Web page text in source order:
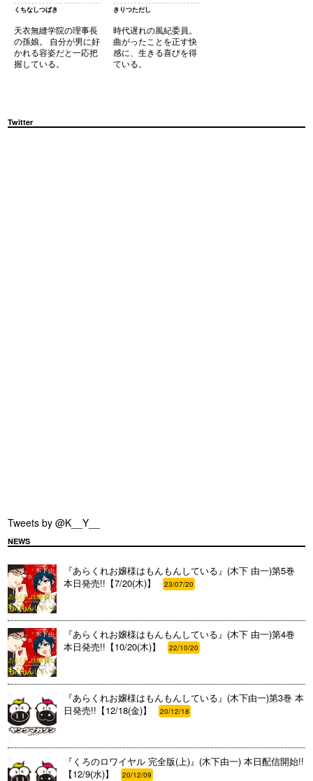
くちなしつばき
天衣無縫学院の理事長
の孫娘。 自分が男に好
かれる容姿だと一応把
握している。
きりつただし
時代遅れの風紀委員。
曲がったことを正す快
感に、生きる喜びを得
ている。
Twitter
Tweets by @K__Y__
NEWS
『あらくれお嬢様はもんもんしている』(木下 由一)第5巻
本日発売!!【7/20(木)】
23/07/20
『あらくれお嬢様はもんもんしている』(木下 由一)第4巻
本日発売!!【10/20(木)】
22/10/20
『あらくれお嬢様はもんもんしている』(木下由一)第3巻 本
日発売!!【12/18(金)】
20/12/18
『くろのロワイヤル 完全版(上)』(木下由一) 本日配信開始!!
【12/9(水)】
20/12/09